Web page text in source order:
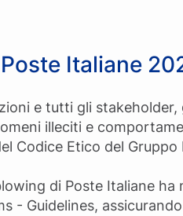
Italiane
e tutti gli stakeholder,
illeciti e
Codice Etico del Gruppo
di Poste Italiane ha
- Guidelines,